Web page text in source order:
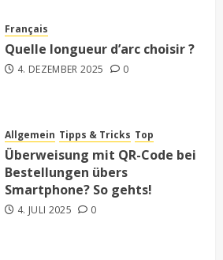
Français
Quelle longueur d’arc choisir ?
4. DEZEMBER 2025 0
Allgemein Tipps & Tricks Top
Überweisung mit QR-Code bei
Bestellungen übers
Smartphone? So gehts!
4. JULI 2025 0